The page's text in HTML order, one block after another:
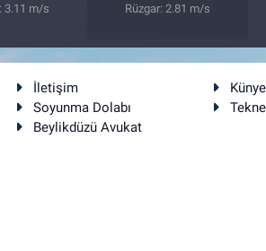
3.11 m/s
Rüzgar: 2.81 m/s
İletişim
Künye
Soyunma Dolabı
Beylikdüzü Avukat